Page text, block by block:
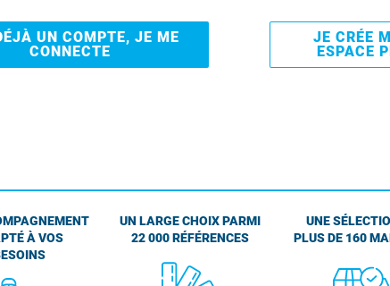
UN COMPTE, JE ME
CONNECTE
JE CRÉE
ESPACE
À VOS
UN LARGE CHOIX PARMI
22 000 RÉFÉRENCES
UNE
PLUS DE 160